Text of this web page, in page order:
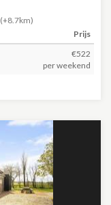
(+8.7km)
Prijs
€522
per weekend